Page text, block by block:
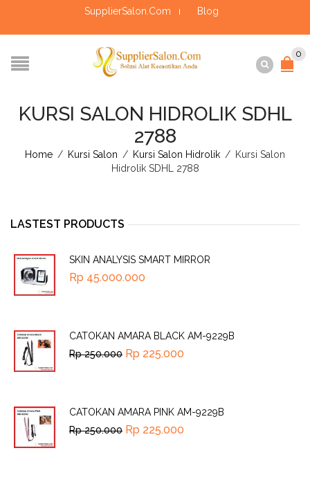
SupplierSalon.Com Blog
0
KURSI SALON HIDROLIK SDHL
2788
Home / Kursi Salon / Kursi Salon Hidrolik / Kursi Salon
Hidrolik SDHL 2788
LASTEST PRODUCTS
SKIN ANALYSIS SMART MIRROR
Rp 45.000.000
CATOKAN AMARA BLACK AM-9229B
Rp250.000 Rp 225.000
CATOKAN AMARA PINK AM-9229B
Rp250.000 Rp 225.000